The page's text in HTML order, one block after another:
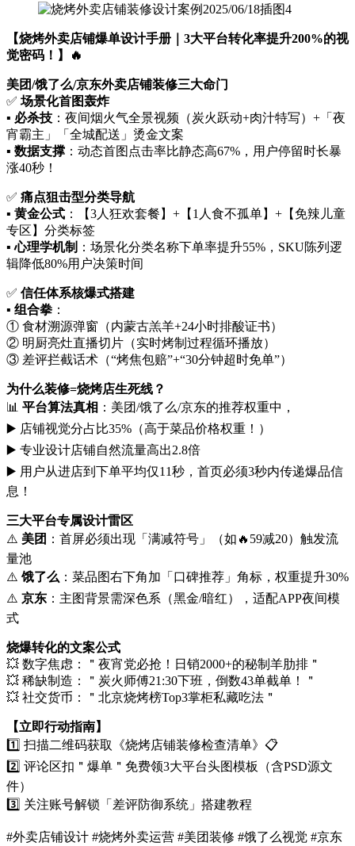
​【烧烤外卖店铺爆单设计手册｜3大平台转化率提升200%的视
觉密码！】🔥
美团/饿了么/京东外卖店铺装修三大命门
✅ ​ 场景化首图轰炸
▪️ ​ 必杀技 ​：夜间烟火气全景视频（炭火跃动+肉汁特写）+「夜
宵霸主」「全城配送」烫金文案
▪️ ​ 数据支撑 ​：动态首图点击率比静态高67%，用户停留时长暴
涨40秒！
✅ ​ 痛点狙击型分类导航
▪️ ​ 黄金公式 ​：【3人狂欢套餐】+【1人食不孤单】+【免辣儿童
专区】分类标签
▪️ ​心理学机制 ​：场景化分类名称下单率提升55%，SKU陈列逻
辑降低80%用户决策时间
✅ ​ 信任体系核爆式搭建
▪️ ​ 组合拳 ​：
① 食材溯源弹窗（内蒙古羔羊+24小时排酸证书）
② 明厨亮灶直播切片（实时烤制过程循环播放）
③ 差评拦截话术（“烤焦包赔”+“30分钟超时免单”）
为什么装修=烧烤店生死线？​
📊 ​ 平台算法真相 ​：美团/饿了么/京东的推荐权重中，
▶️ 店铺视觉分占比35%（高于菜品价格权重！）
▶️ 专业设计店铺自然流量高出2.8倍
▶️ 用户从进店到下单平均仅11秒，首页必须3秒内传递爆品信
息！
三大平台专属设计雷区
⚠️ ​ 美团 ​：首屏必须出现「满减符号」（如🔥59减20）触发流
量池
⚠️ ​ 饿了么 ​：菜品图右下角加「口碑推荐」角标，权重提升30%
⚠️ ​ 京东 ​：主图背景需深色系（黑金/暗红），适配APP夜间模
式
烧爆转化的文案公式
💥 数字焦虑：＂夜宵党必抢！日销2000+的秘制羊肋排＂
💥 稀缺制造：＂炭火师傅21:30下班，倒数43单截单！＂
💥 社交货币：＂北京烧烤榜Top3掌柜私藏吃法＂
​【立即行动指南】​
1️⃣ 扫描二维码获取《烧烤店铺装修检查清单》📋
2️⃣ 评论区扣＂爆单＂免费领3大平台头图模板（含PSD源文
件）
3️⃣ 关注账号解锁「差评防御系统」搭建教程
#外卖店铺设计 #烧烤外卖运营 #美团装修 #饿了么视觉 #京东